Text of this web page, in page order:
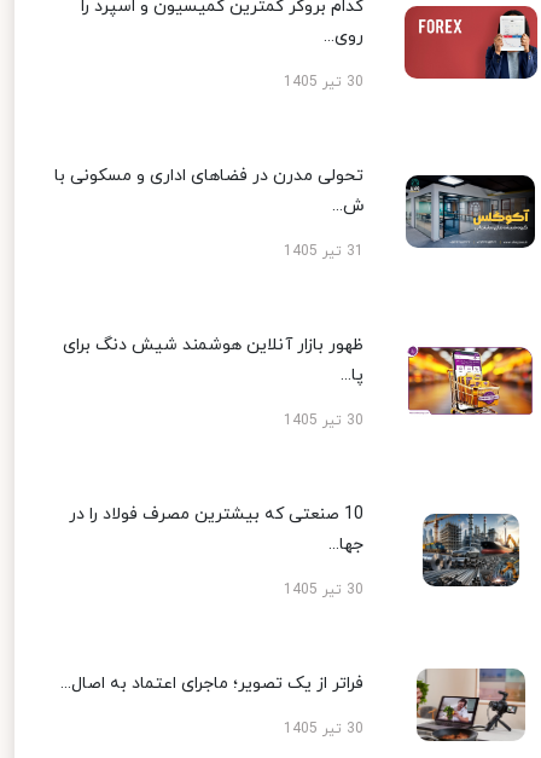
کدام بروکر کمترین کمیسیون و اسپرد را
روی...
30 تیر 1405
تحولی مدرن در فضاهای اداری و مسکونی با
ش...
ظهور بازار آنلاین هوشمند شیش دنگ برای
پا...
30 تیر 1405
10 صنعتی که بیشترین مصرف فولاد را در
جها...
30 تیر 1405
فراتر از یک تصویر؛ ماجرای اعتماد به اصال...
30 تیر 1405